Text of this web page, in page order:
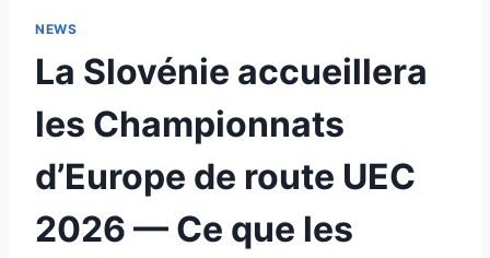
NEWS
La Slovénie accueillera
les Championnats
d’Europe de route UEC
2026 — Ce que les